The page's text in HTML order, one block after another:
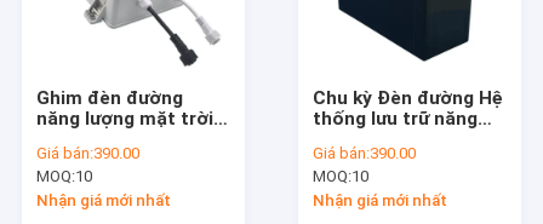
Ghim đèn đường
năng lượng mặt trời
Lifepo4 50ah 60ah
Giá bán:390.00
MOQ:10
Nhận giá mới nhất
Chu kỳ Đèn đường Hệ
thống lưu trữ năng
Lifepo4 12v 48ah
Giá bán:390.00
MOQ:10
Nhận giá mới nhất